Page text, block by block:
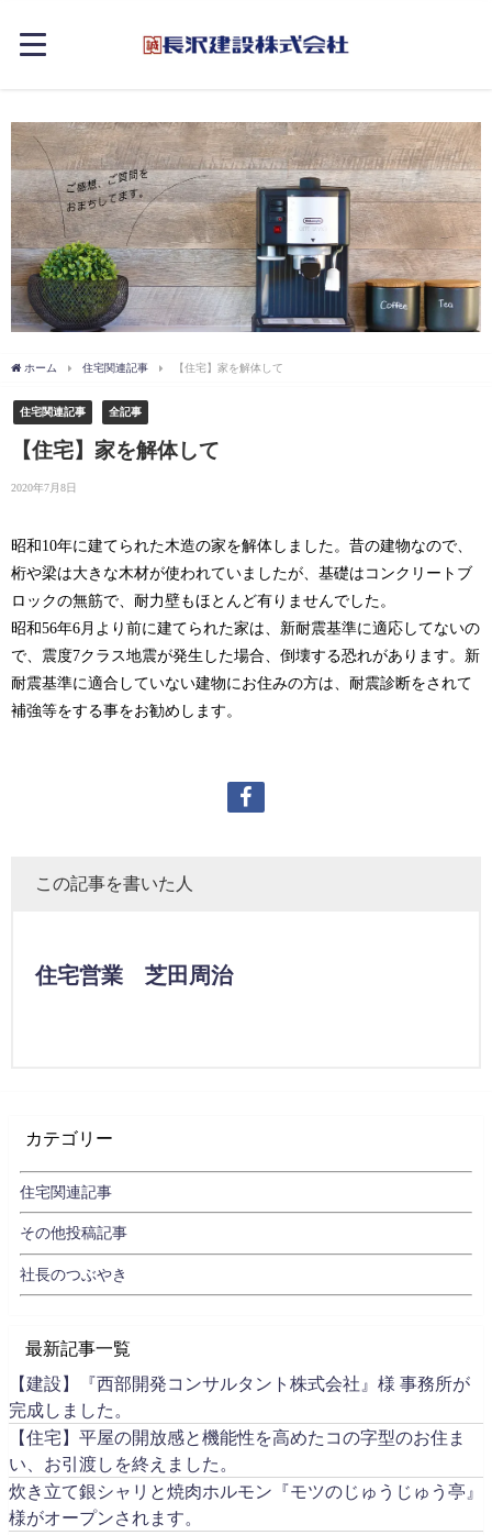
ホーム 住宅関連記事 【住宅】家を解体して
住宅関連記事 全記事
【住宅】家を解体して
2020年7月8日
昭和10年に建てられた木造の家を解体しました。昔の建物なので、
桁や梁は大きな木材が使われていましたが、基礎はコンクリートブ
ロックの無筋で、耐力壁もほとんど有りませんでした。
昭和56年6月より前に建てられた家は、新耐震基準に適応してないの
で、震度7クラス地震が発生した場合、倒壊する恐れがあります。新
耐震基準に適合していない建物にお住みの方は、耐震診断をされて
補強等をする事をお勧めします。
この記事を書いた人
住宅営業 芝田周治
カテゴリー
住宅関連記事
その他投稿記事
社長のつぶやき
最新記事一覧
【建設】『西部開発コンサルタント株式会社』様 事務所が
完成しました。
【住宅】平屋の開放感と機能性を高めたコの字型のお住ま
い、お引渡しを終えました。
炊き立て銀シャリと焼肉ホルモン『モツのじゅうじゅう亭』
様がオープンされます。